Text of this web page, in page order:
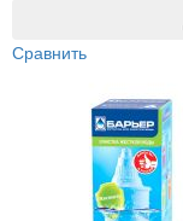
Сравнить